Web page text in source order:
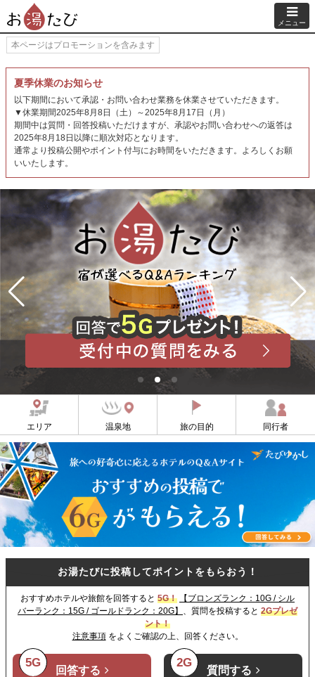
メニュー
本ページはプロモーションを含みます
夏季休業のお知らせ
以下期間において承認・お問い合わせ業務を休業させていただきます。
▼休業期間2025年8月8日（土）～2025年8月17日（月）
期間中は質問・回答投稿いただけますが、承認やお問い合わせへの返答は
2025年8月18日以降に順次対応となります。
通常より投稿公開やポイント付与にお時間をいただきます。よろしくお願
いいたします。
エリア 温泉地 旅の目的 同行者
お湯たびに投稿してポイントをもらおう！
おすすめホテルや旅館を回答すると 5G！
【ブロンズランク：10G / シル
バーランク：15G / ゴールドランク：20G】 、質問を投稿すると 2Gプレゼ
ント！
注意事項をよくご確認の上、回答ください。
5G
回答する
2G
質問する